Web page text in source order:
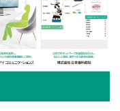
quality of life
」公開
クノロジーブッ